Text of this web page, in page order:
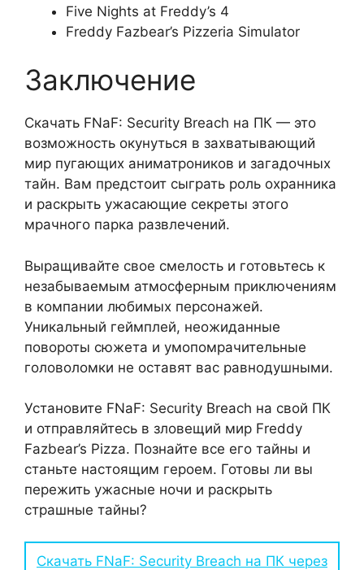
Five Nights at Freddy’s 4
Freddy Fazbear’s Pizzeria Simulator
Заключение
Скачать FNaF: Security Breach на ПК — это
возможность окунуться в захватывающий
мир пугающих аниматроников и загадочных
тайн. Вам предстоит сыграть роль охранника
и раскрыть ужасающие секреты этого
мрачного парка развлечений.
Выращивайте свое смелость и готовьтесь к
незабываемым атмосферным приключениям
в компании любимых персонажей.
Уникальный геймплей, неожиданные
повороты сюжета и умопомрачительные
головоломки не оставят вас равнодушными.
Установите FNaF: Security Breach на свой ПК
и отправляйтесь в зловещий мир Freddy
Fazbear’s Pizza. Познайте все его тайны и
станьте настоящим героем. Готовы ли вы
пережить ужасные ночи и раскрыть
страшные тайны?
Скачать FNaF: Security Breach на ПК через